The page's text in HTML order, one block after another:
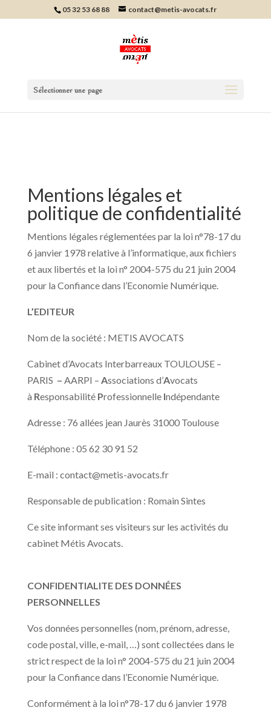
05 32 53 68 88 contact@metis-avocats.fr
Sélectionner une page
Mentions légales et
politique de confidentialité
Mentions légales réglementées par la loi n°78-17 du
6 janvier 1978 relative à l’informatique, aux fichiers
et aux libertés et la loi n° 2004-575 du 21 juin 2004
pour la Confiance dans l’Economie Numérique.
L’EDITEUR
Nom de la société : METIS AVOCATS
Cabinet d’Avocats Interbarreaux TOULOUSE –
PARIS – AARPI – Associations d’Avocats
à Responsabilité Professionnelle Indépendante
Adresse : 76 allées jean Jaurès 31000 Toulouse
Téléphone : 05 62 30 91 52
E-mail : contact@metis-avocats.fr
Responsable de publication : Romain Sintes
Ce site informant ses visiteurs sur les activités du
cabinet Métis Avocats.
CONFIDENTIALITE DES DONNÉES
PERSONNELLES
Vos données personnelles (nom, prénom, adresse,
code postal, ville, e-mail, …) sont collectées dans le
strict respect de la loi n° 2004-575 du 21 juin 2004
pour la Confiance dans l’Economie Numérique.
Conformément à la loi n°78-17 du 6 janvier 1978